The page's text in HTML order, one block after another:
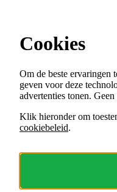
Menu
VACATURES
ORGANISATIES
Cookies
Om de beste ervaringen
geven voor deze
advertenties tonen.
Klik hieronder om
cookiebeleid.